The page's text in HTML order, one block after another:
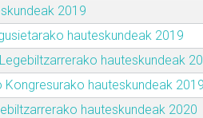
2019
hauteskundeak 2019
hauteskundeak
Kongresurako hauteskundeak 2019
hauteskundeak 2020